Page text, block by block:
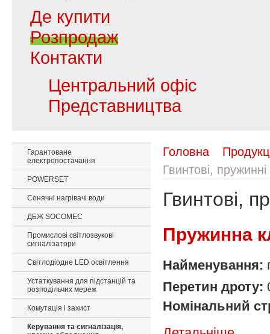
Де купити
Розпродаж
Контакти
Центральний офіс
Представництва
Головна
Гвинтові,
Гвинтові,
Пружинна
Найменування:
Перетин дроту:
Номінальний
Гарантоване
електропостачання
POWERSET
Сонячні нагрівачі води
ДБЖ SOCOMEC
Промислові світлозвукові
сигналізатори
Світлодіодне LED освітлення
Устаткування для підстанцій та
розподільчих мереж
Комутація і захист
Керування та сигналізація,